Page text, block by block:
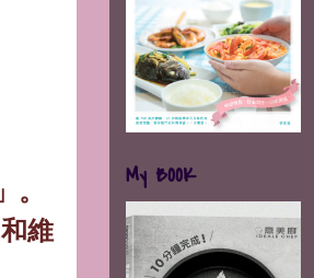
和維
My BOOK